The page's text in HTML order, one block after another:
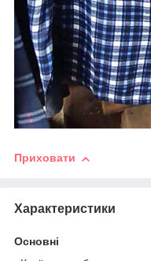
Приховати
Характеристики
Основні